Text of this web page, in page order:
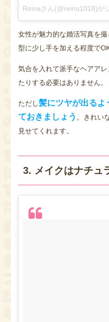
Reinaさん(@reina1018)が
女性が魅力的な婚活写真を
型に少し手を加える程度で
気合を入れて派手なヘアア
たりする必要はありません。
ただし髪にツヤが出るよ
ておきましょう 。きれい
見せてくれます。
3. メイクはナチュ